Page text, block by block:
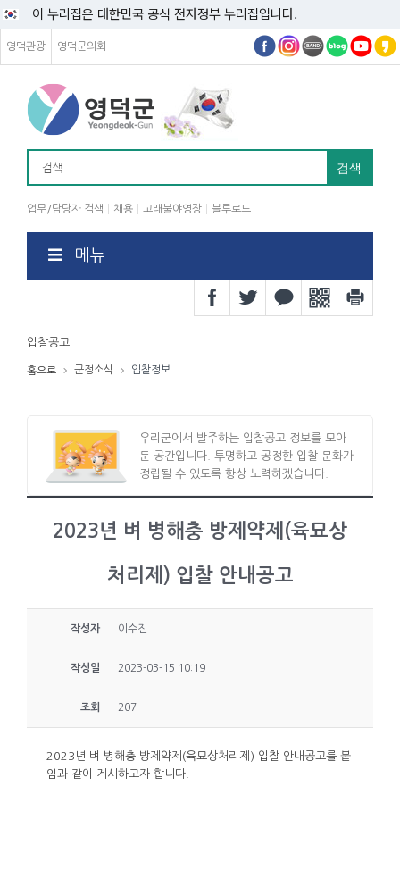
이 누리집은 대한민국 공식 전자정부 누리집입니다.
영덕관광 영덕군의회
업무/담당자 검색 채용 고래불야영장 블루로드
메뉴
입찰공고
홈으로 군정소식 입찰정보
우리군에서 발주하는 입찰공고 정보를 모아
둔 공간입니다. 투명하고 공정한 입찰 문화가
정립될 수 있도록 항상 노력하겠습니다.
2023년 벼 병해충 방제약제(육묘상
처리제) 입찰 안내공고
작성자 이수진
작성일 2023-03-15 10:19
조회 207
2023년 벼 병해충 방제약제(육묘상처리제) 입찰 안내공고를 붙
임과 같이 게시하고자 합니다.